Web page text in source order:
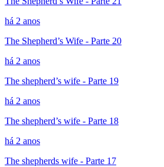
há 2 anos
The Shepherd’s Wife - Parte 20
há 2 anos
The shepherd’s wife - Parte 19
há 2 anos
The shepherd’s wife - Parte 18
há 2 anos
The shepherds wife - Parte 17